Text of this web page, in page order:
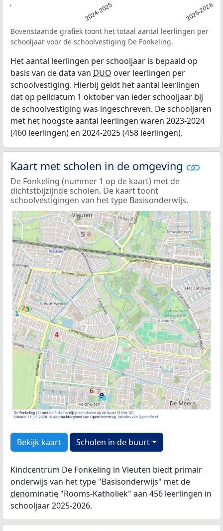
2024-2025 2025-2026
Bovenstaande grafiek toont het totaal aantal leerlingen per
schooljaar voor de schoolvestiging De Fonkeling.
Het aantal leerlingen per schooljaar is bepaald op
basis van de data van DUO over leerlingen per
schoolvestiging. Hierbij geldt het aantal leerlingen
dat op peildatum 1 oktober van ieder schooljaar bij
de schoolvestiging was ingeschreven. De schooljaren
met het hoogste aantal leerlingen waren 2023-2024
(460 leerlingen) en 2024-2025 (458 leerlingen).
Kaart met scholen in de omgeving
De Fonkeling (nummer 1 op de kaart) met de
dichtstbijzijnde scholen. De kaart toont
schoolvestigingen van het type Basisonderwijs.
Bekijk kaart Scholen in de buurt
Kindcentrum De Fonkeling in Vleuten biedt primair
onderwijs van het type "Basisonderwijs" met de
denominatie "Rooms-Katholiek" aan 456 leerlingen in
schooljaar 2025-2026.